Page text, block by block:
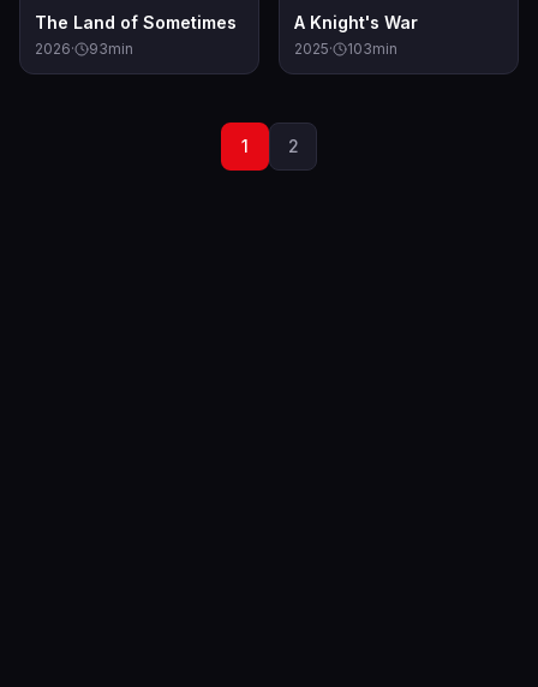
The Land of Sometimes
2026· 93min
A Knight's War
2025· 103min
1 2